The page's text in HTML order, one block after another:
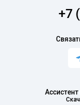
+7